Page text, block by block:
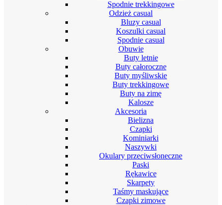
Spodnie trekkingowe
Odzież casual
Bluzy casual
Koszulki casual
Spodnie casual
Obuwie
Buty letnie
Buty całoroczne
Buty myśliwskie
Buty trekkingowe
Buty na zimę
Kalosze
Akcesoria
Bielizna
Czapki
Kominiarki
Naszywki
Okulary przeciwsłoneczne
Paski
Rękawice
Skarpety
Taśmy maskujące
Czapki zimowe